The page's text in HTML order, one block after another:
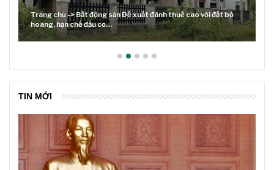
Trang chủ -> Bất động sản Đề xuất đánh thuế cao với đất bỏ
hoang, hạn chế đầu cơ…
TIN MỚI